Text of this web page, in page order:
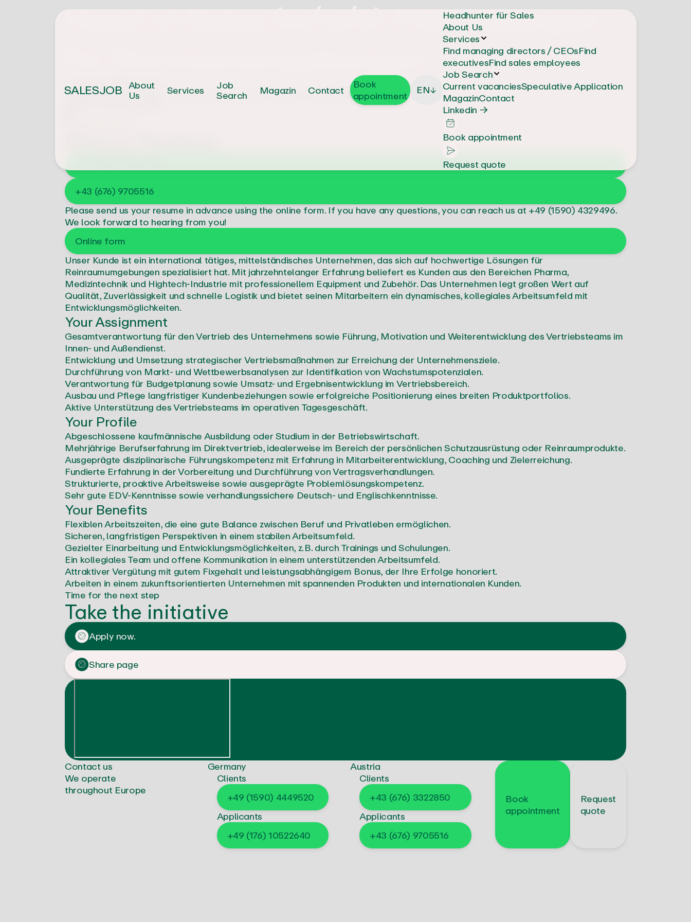
SALESJOB
About
Us
Services
Job
Search
Magazin Contact
Book
appointment
EN↓
Headhunter für Sales
About Us
Services
Find managing directors / CEOsFind
executivesFind sales employees
Job Search
Current vacanciesSpeculative Application
MagazinContact
Linkedin →
Book appointment
Request quote
Head of Sales (m/w/d) PSA-Lösungen
2026-07-29
Region Metropolregion Hannover-Braunschweig-Göttingen-Wolfsburg
+43 (676) 9705516
Please send us your resume in advance using the online form. If you have any questions, you can reach us at +49 (1590) 4329496.
We look forward to hearing from you!
Online form
Unser Kunde ist ein international tätiges, mittelständisches Unternehmen, das sich auf hochwertige Lösungen für
Reinraumumgebungen spezialisiert hat. Mit jahrzehntelanger Erfahrung beliefert es Kunden aus den Bereichen Pharma,
Medizintechnik und Hightech-Industrie mit professionellem Equipment und Zubehör. Das Unternehmen legt großen Wert auf
Qualität, Zuverlässigkeit und schnelle Logistik und bietet seinen Mitarbeitern ein dynamisches, kollegiales Arbeitsumfeld mit
Entwicklungsmöglichkeiten.
Your Assignment
Gesamtverantwortung für den Vertrieb des Unternehmens sowie Führung, Motivation und Weiterentwicklung des Vertriebsteams im
Innen- und Außendienst.
Entwicklung und Umsetzung strategischer Vertriebsmaßnahmen zur Erreichung der Unternehmensziele.
Durchführung von Markt- und Wettbewerbsanalysen zur Identifikation von Wachstumspotenzialen.
Verantwortung für Budgetplanung sowie Umsatz- und Ergebnisentwicklung im Vertriebsbereich.
Ausbau und Pflege langfristiger Kundenbeziehungen sowie erfolgreiche Positionierung eines breiten Produktportfolios.
Aktive Unterstützung des Vertriebsteams im operativen Tagesgeschäft.
Your Profile
Abgeschlossene kaufmännische Ausbildung oder Studium in der Betriebswirtschaft.
Mehrjährige Berufserfahrung im Direktvertrieb, idealerweise im Bereich der persönlichen Schutzausrüstung oder Reinraumprodukte.
Ausgeprägte disziplinarische Führungskompetenz mit Erfahrung in Mitarbeiterentwicklung, Coaching und Zielerreichung.
Fundierte Erfahrung in der Vorbereitung und Durchführung von Vertragsverhandlungen.
Strukturierte, proaktive Arbeitsweise sowie ausgeprägte Problemlösungskompetenz.
Sehr gute EDV-Kenntnisse sowie verhandlungssichere Deutsch- und Englischkenntnisse.
Your Benefits
Flexiblen Arbeitszeiten, die eine gute Balance zwischen Beruf und Privatleben ermöglichen.
Sicheren, langfristigen Perspektiven in einem stabilen Arbeitsumfeld.
Gezielter Einarbeitung und Entwicklungsmöglichkeiten, z. B. durch Trainings und Schulungen.
Ein kollegiales Team und offene Kommunikation in einem unterstützenden Arbeitsumfeld.
Attraktiver Vergütung mit gutem Fixgehalt und leistungsabhängigem Bonus, der Ihre Erfolge honoriert.
Arbeiten in einem zukunftsorientierten Unternehmen mit spannenden Produkten und internationalen Kunden.
Time for the next step
Take the initiative
Apply now.
Share page
Contact us
We operate
throughout Europe
Germany
Clients
+49 (1590) 4449520
Applicants
+49 (176) 10522640
Austria
Clients
+43 (676) 3322850
Applicants
+43 (676) 9705516
Book
appointment
Request
quote